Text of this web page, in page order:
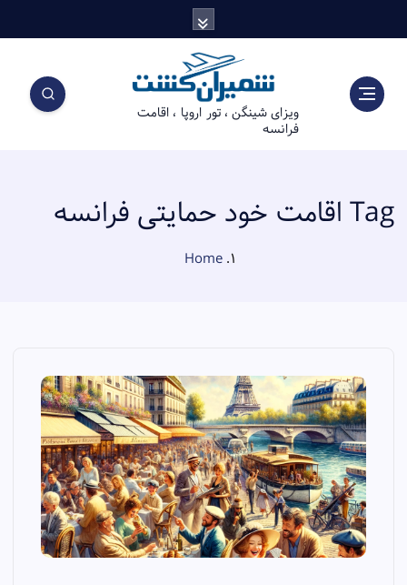
ویزای شینگن ، تور اروپا ، اقامت
فرانسه
Tag اقامت خود حمایتی فرانسه
Home